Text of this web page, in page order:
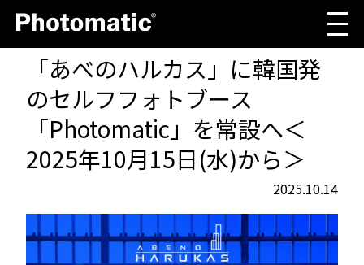
「あべのハルカス」に韓国発
のセルフフォトブース
「Photomatic」を常設へ＜
2025年10月15日(水)から＞
2025.10.14